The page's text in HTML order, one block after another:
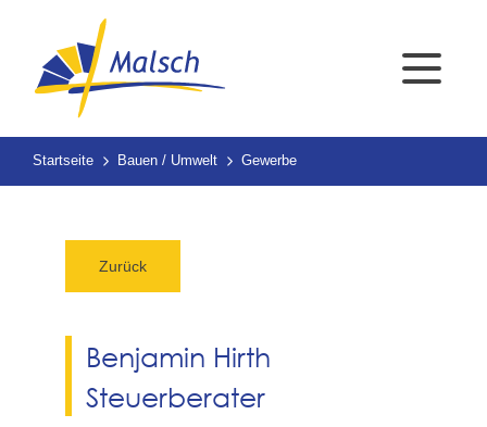
Startseite Bauen / Umwelt Gewerbe
Zurück
Benjamin Hirth
Steuerberater